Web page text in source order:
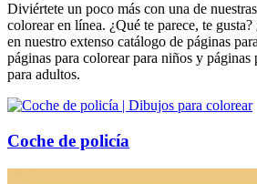
Diviértete un poco más con una de
colorear en línea. ¿Qué te parece, te
en nuestro extenso catálogo de páginas
páginas para colorear para niños y páginas
para adultos.
Coche de policía